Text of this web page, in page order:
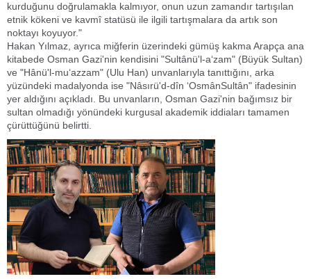
kurduğunu doğrulamakla kalmıyor, onun uzun zamandır tartışılan
etnik kökeni ve kavmî statüsü ile ilgili tartışmalara da artık son
noktayı koyuyor."
Hakan Yılmaz, ayrıca miğferin üzerindeki gümüş kakma Arapça ana
kitabede Osman Gazi'nin kendisini "Sultânü'l-a‘zam" (Büyük Sultan)
ve "Hânü'l-mu‘azzam" (Ulu Han) unvanlarıyla tanıttığını, arka
yüzündeki madalyonda ise "Nâsırü'd-dîn ‘OsmânSultân" ifadesinin
yer aldığını açıkladı. Bu unvanların, Osman Gazi'nin bağımsız bir
sultan olmadığı yönündeki kurgusal akademik iddiaları tamamen
çürüttüğünü belirtti.